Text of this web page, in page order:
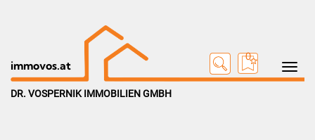
Toggle
immovos.at
0
DR. VOSPERNIK IMMOBILIEN GMBH